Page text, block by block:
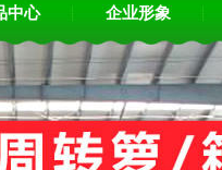
中心 企业形象